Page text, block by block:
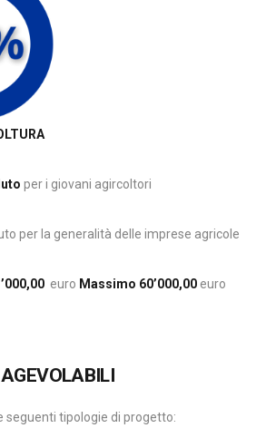
per i giovani agircoltori
per la generalità delle imprese agricole
euro Massimo 60’000,00 euro
seguenti tipologie di progetto: